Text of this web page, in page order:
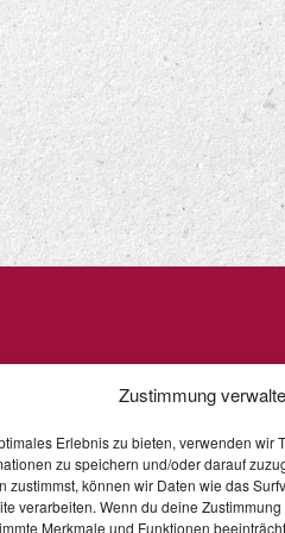
Zustimmung
Erlebnis zu bieten, verwenden wir
zu speichern und/oder darauf
zustimmst, können wir Daten wie das
verarbeiten. Wenn du deine
Merkmale und Funktionen